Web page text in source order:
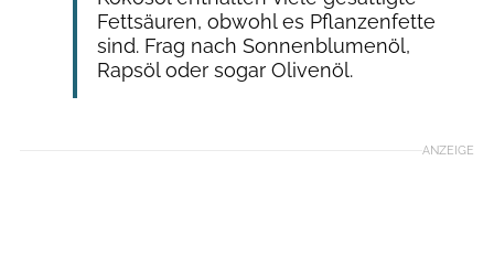
Fettsäuren, obwohl es Pflanzenfette
sind. Frag nach Sonnenblumenöl,
Rapsöl oder sogar Olivenöl.
ANZEIGE